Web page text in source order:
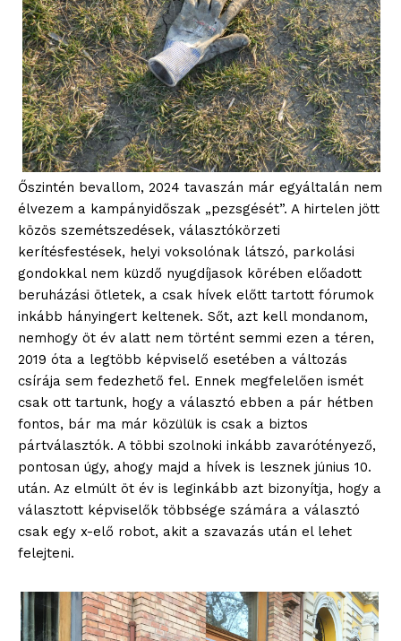
Őszintén bevallom, 2024 tavaszán már egyáltalán nem
élvezem a kampányidőszak „pezsgését”. A hirtelen jött
közös szemétszedések, választókörzeti
kerítésfestések, helyi voksolónak látszó, parkolási
gondokkal nem küzdő nyugdíjasok körében előadott
beruházási ötletek, a csak hívek előtt tartott fórumok
inkább hányingert keltenek. Sőt, azt kell mondanom,
nemhogy öt év alatt nem történt semmi ezen a téren,
2019 óta a legtöbb képviselő esetében a változás
csírája sem fedezhető fel. Ennek megfelelően ismét
csak ott tartunk, hogy a választó ebben a pár hétben
fontos, bár ma már közülük is csak a biztos
pártválasztók. A többi szolnoki inkább zavarótényező,
pontosan úgy, ahogy majd a hívek is lesznek június 10.
után. Az elmúlt öt év is leginkább azt bizonyítja, hogy a
választott képviselők többsége számára a választó
csak egy x-elő robot, akit a szavazás után el lehet
felejteni.